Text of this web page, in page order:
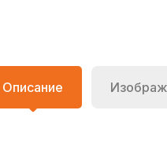
Описание